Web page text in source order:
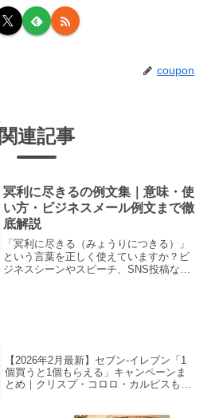
coupon
関連記事
冥利に尽きるの例文集｜意味・使
い方・ビジネスメール例文まで徹
底解説
「冥利に尽きる（みょうりにつきる）」
という言葉を正しく使えていますか？ビ
ジネスシーンやスピーチ、SNS投稿など
【2026年2月最新】セブン‐イレブン「1
個買うと1個もらえる」キャンペーンま
とめ｜クリスプ・コロロ・カルピスも無